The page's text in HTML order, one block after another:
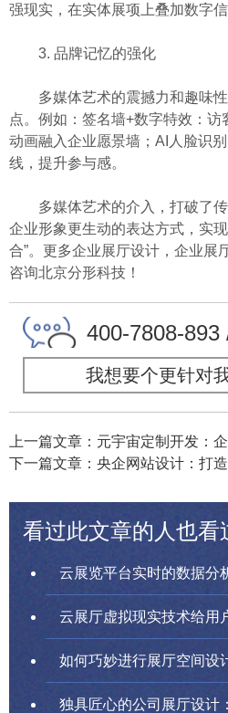
强现实，在实体展项上叠加数字
3. 品牌记忆的强化
多媒体艺术的震撼力和趣味性
点。例如：签名墙+数字特效：
动画融入企业愿景墙；AI人脸识
线，提升参与感。
多媒体艺术的介入，打破了传
企业形象更生动的表达方式，实
合”。更多企业展厅设计，企业展
咨询北京分形科技！
400-7808-893
我想要个更针对
上一篇文章：元宇宙定制开发：
下一篇文章：央企网站设计：打
看过此文章的人也看
云展览平台实时的数据分
云展厅虚拟现实技术给用
如何巧妙进行展厅空间设
独具匠心的公司展厅设计